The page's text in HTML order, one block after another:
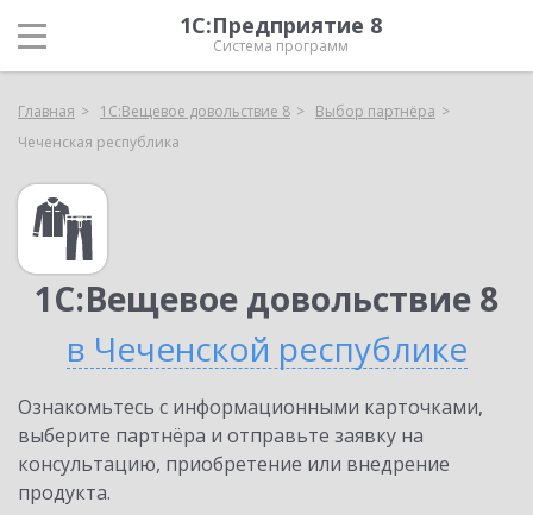
1С:Предприятие 8
Система программ
Главная 1С:Вещевое довольствие 8
Выбор партнёра
Чеченская республика
1С:Вещевое довольствие 8
в Чеченской республике
Ознакомьтесь с информационными карточками,
выберите партнёра и отправьте заявку на
консультацию, приобретение или внедрение
продукта.